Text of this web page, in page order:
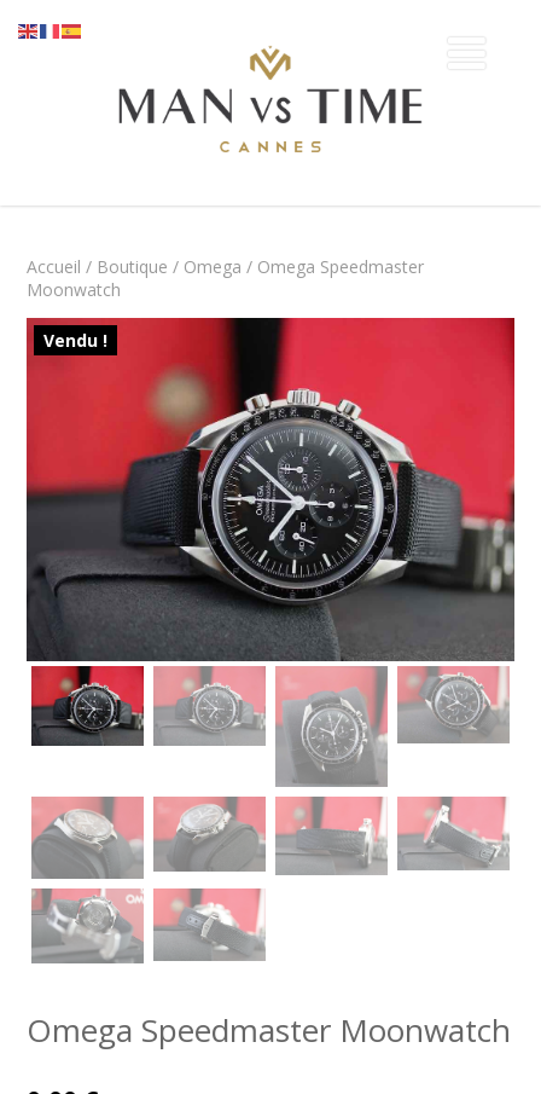
Accueil / Boutique / Omega / Omega Speedmaster
Moonwatch
Vendu !
Omega Speedmaster Moonwatch